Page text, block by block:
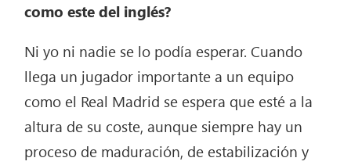
como este del inglés?
Ni yo ni nadie se lo podía esperar. Cuando
llega un jugador importante a un equipo
como el Real Madrid se espera que esté a la
altura de su coste, aunque siempre hay un
proceso de maduración, de estabilización y